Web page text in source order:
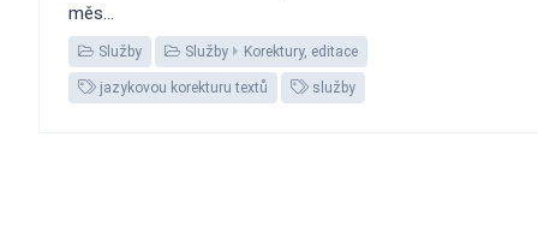
měs...
Služby Služby Korektury, editace
jazykovou korekturu textů služby